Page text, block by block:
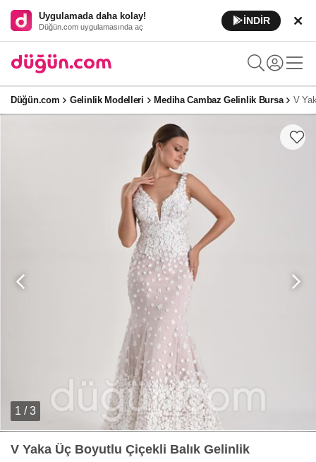
Uygulamada daha kolay!
Düğün.com uygulamasında aç
İNDİR
Düğün.com Gelinlik Modelleri Mediha Cambaz Gelinlik Bursa V
1 / 3
V Yaka Üç Boyutlu Çiçekli Balık Gelinlik